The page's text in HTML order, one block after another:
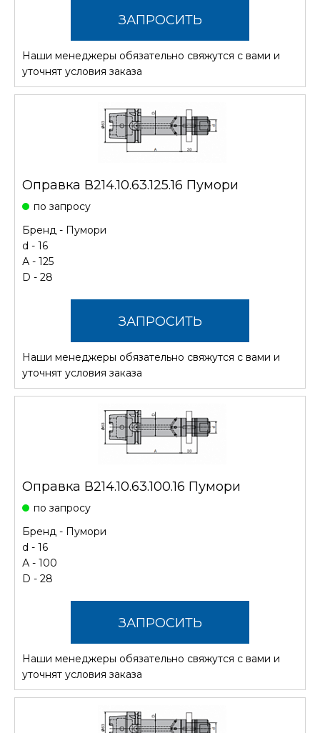
ЗАПРОСИТЬ
СТОИМОСТЬ
Наши менеджеры обязательно свяжутся с вами и
уточнят условия заказа
Оправка В214.10.63.125.16 Пумори
по запросу
Бренд - Пумори
d - 16
А - 125
D - 28
ЗАПРОСИТЬ
СТОИМОСТЬ
Наши менеджеры обязательно свяжутся с вами и
уточнят условия заказа
Оправка В214.10.63.100.16 Пумори
по запросу
Бренд - Пумори
d - 16
А - 100
D - 28
ЗАПРОСИТЬ
СТОИМОСТЬ
Наши менеджеры обязательно свяжутся с вами и
уточнят условия заказа